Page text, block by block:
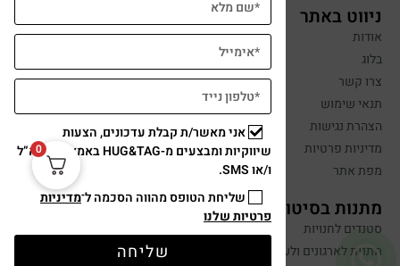
ניווט באתר
אודות
בלוג
צרו קשר
תנאי שימוש
הצהרת נגישות
מדיניות פרטיות
מפת אתר
מתנות בסיטונאות
סטנדים לחנויות
מתנות לארגונים ולעובדים
0
אני מאשר/ת קבלת עדכונים, הצעות
שיווקיות ומבצעים מ-HUG&TAG באמצעות דוא”ל
ו/או SMS.
שליחת הטופס מהווה הסכמה ל־מדיניות
פרטיות שלנו
שליחה